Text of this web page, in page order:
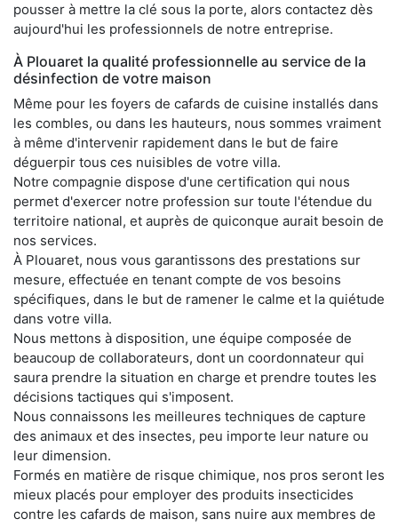
pousser à mettre la clé sous la porte, alors contactez dès
aujourd'hui les professionnels de notre entreprise.
À Plouaret la qualité professionnelle au service de la
désinfection de votre maison
Même pour les foyers de cafards de cuisine installés dans
les combles, ou dans les hauteurs, nous sommes vraiment
à même d'intervenir rapidement dans le but de faire
déguerpir tous ces nuisibles de votre villa.
Notre compagnie dispose d'une certification qui nous
permet d'exercer notre profession sur toute l'étendue du
territoire national, et auprès de quiconque aurait besoin de
nos services.
À Plouaret, nous vous garantissons des prestations sur
mesure, effectuée en tenant compte de vos besoins
spécifiques, dans le but de ramener le calme et la quiétude
dans votre villa.
Nous mettons à disposition, une équipe composée de
beaucoup de collaborateurs, dont un coordonnateur qui
saura prendre la situation en charge et prendre toutes les
décisions tactiques qui s'imposent.
Nous connaissons les meilleures techniques de capture
des animaux et des insectes, peu importe leur nature ou
leur dimension.
Formés en matière de risque chimique, nos pros seront les
mieux placés pour employer des produits insecticides
contre les cafards de maison, sans nuire aux membres de